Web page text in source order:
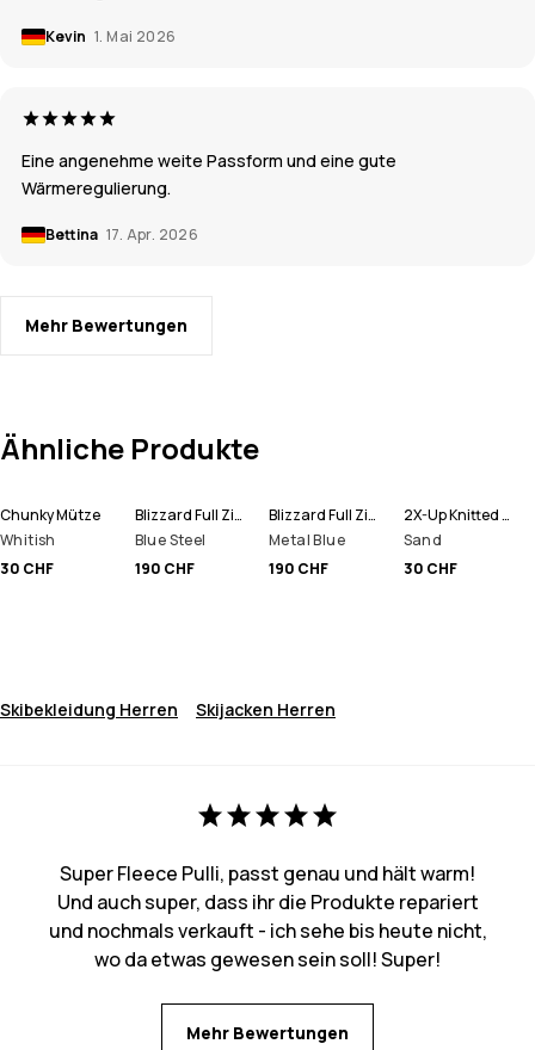
Kevin 1. Mai 2026
Eine angenehme weite Passform und eine gute
Wärmeregulierung.
Bettina 17. Apr. 2026
Mehr Bewertungen
Ähnliche Produkte
Chunky Mütze
Whitish
30 CHF
Blizzard Full Zip Snowboardjacke Herren
Blue Steel
190 CHF
Blizzard Full Zip Skijacke Herren
Metal Blue
190 CHF
2X-Up Knitted Schlauchtuch
Sand
30 CHF
Skibekleidung Herren Skijacken Herren
Super Fleece Pulli, passt genau und hält warm!
Und auch super, dass ihr die Produkte repariert
und nochmals verkauft - ich sehe bis heute nicht,
wo da etwas gewesen sein soll! Super!
Mehr Bewertungen